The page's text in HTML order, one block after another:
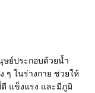
ษย์ประกอบด้วยน้ำ
ในร่างกาย ช่วยให้
แข็งแรง และมีภูมิ